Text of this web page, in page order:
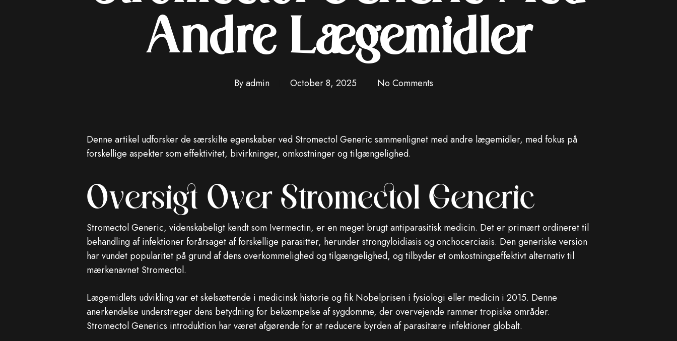
Andre Lægemidler
By admin October 8, 2025 No Comments
Denne artikel udforsker de særskilte egenskaber ved Stromectol Generic sammenlignet med andre lægemidler, med fokus på
forskellige aspekter som effektivitet, bivirkninger, omkostninger og tilgængelighed.
Oversigt Over Stromectol Generic
Stromectol Generic, videnskabeligt kendt som Ivermectin, er en meget brugt antiparasitisk medicin. Det er primært ordineret til
behandling af infektioner forårsaget af forskellige parasitter, herunder strongyloidiasis og onchocerciasis. Den generiske version
har vundet popularitet på grund af dens overkommelighed og tilgængelighed, og tilbyder et omkostningseffektivt alternativ til
mærkenavnet Stromectol.
Lægemidlets udvikling var et skelsættende i medicinsk historie og fik Nobelprisen i fysiologi eller medicin i 2015. Denne
anerkendelse understreger dens betydning for bekæmpelse af sygdomme, der overvejende rammer tropiske områder.
Stromectol Generics introduktion har været afgørende for at reducere byrden af ​​parasitære infektioner globalt.